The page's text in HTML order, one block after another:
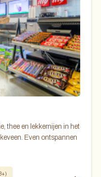
thee en lekkernijen in het
Even ontspannen